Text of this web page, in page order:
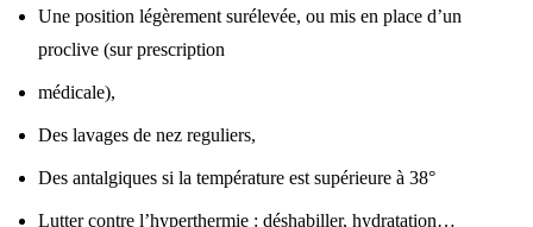
Une position légèrement surélevée, ou mis en place d’un
proclive (sur prescription
médicale),
Des lavages de nez reguliers,
Des antalgiques si la température est supérieure à 38°
Lutter contre l’hyperthermie : déshabiller, hydratation…